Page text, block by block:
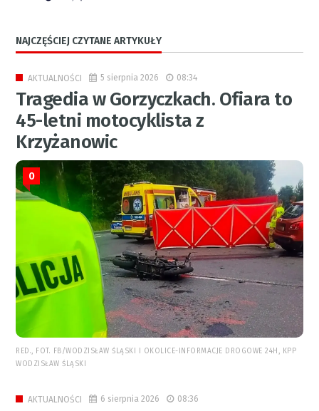
NAJCZĘŚCIEJ CZYTANE ARTYKUŁY
AKTUALNOŚCI 5 sierpnia 2026 08:34
Tragedia w Gorzyczkach. Ofiara to
45-letni motocyklista z
Krzyżanowic
0
RED., FOT. FB/WODZISŁAW ŚLĄSKI I OKOLICE-INFORMACJE DROGOWE 24H, KPP
WODZISŁAW ŚLĄSKI
AKTUALNOŚCI 6 sierpnia 2026 08:36